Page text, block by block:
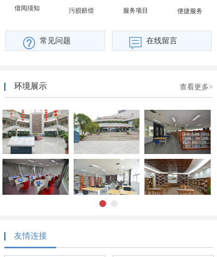
借阅须知 污损赔偿 服务项目 便捷服务
常见问题 在线留言
环境展示 查看更多>
友情连接